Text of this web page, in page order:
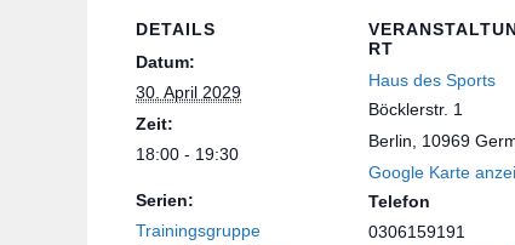
DETAILS
Datum:
30. April 2029
Zeit:
18:00 - 19:30
Serien:
Trainingsgruppe
RT
Haus des Sports
Böcklerstr. 1
Berlin, 10969
Google Karte
Telefon
0306159191